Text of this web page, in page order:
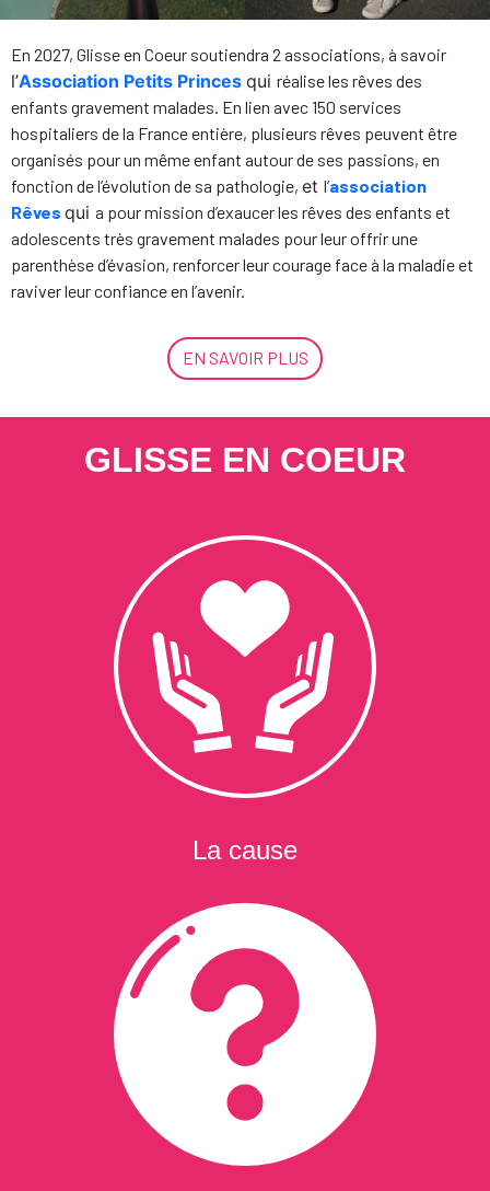
En 2027, Glisse en Coeur soutiendra 2 associations, à savoir
l’Association Petits Princes qui réalise les rêves des
enfants gravement malades. En lien avec 150 services
hospitaliers de la France entière, plusieurs rêves peuvent être
organisés pour un même enfant autour de ses passions, en
fonction de l’évolution de sa pathologie, et l’association
Rêves qui a pour mission d’exaucer les rêves des enfants et
adolescents très gravement malades pour leur offrir une
parenthèse d’évasion, renforcer leur courage face à la maladie et
raviver leur confiance en l’avenir.
EN SAVOIR PLUS
GLISSE EN COEUR
La cause